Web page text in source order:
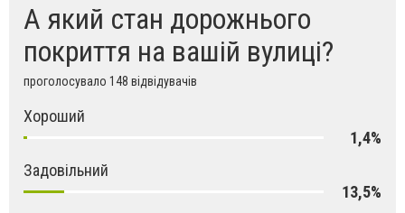
А який стан дорожнього
покриття на вашій вулиці?
проголосувало 148 відвідувачів
Хороший
1,4%
Задовільний
13,5%